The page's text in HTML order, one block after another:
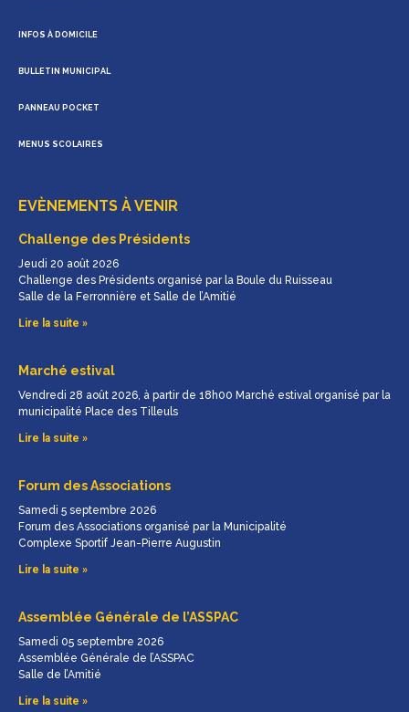
INFOS À DOMICILE
BULLETIN MUNICIPAL
PANNEAU POCKET
MENUS SCOLAIRES
EVÈNEMENTS À VENIR
Challenge des Présidents
Jeudi 20 août 2026
Challenge des Présidents organisé par la Boule du Ruisseau
Salle de la Ferronnière et Salle de l’Amitié
Lire la suite »
Marché estival
Vendredi 28 août 2026, à partir de 18h00 Marché estival organisé par la
municipalité Place des Tilleuls
Lire la suite »
Forum des Associations
Samedi 5 septembre 2026
Forum des Associations organisé par la Municipalité
Complexe Sportif Jean-Pierre Augustin
Lire la suite »
Assemblée Générale de l’ASSPAC
Samedi 05 septembre 2026
Assemblée Générale de l’ASSPAC
Salle de l’Amitié
Lire la suite »